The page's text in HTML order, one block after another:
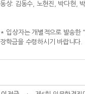
동상: 김동수, 노현진, 박다현,
* 입상자는 개별적으로 발송한
장학금을 수령하시기 바랍니다.